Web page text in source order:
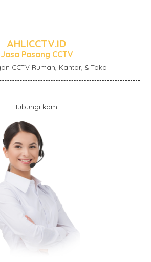
AHLICCTV.ID
Jasa Pasang CCTV
CCTV Rumah, Kantor, & Toko
Hubungi kami: